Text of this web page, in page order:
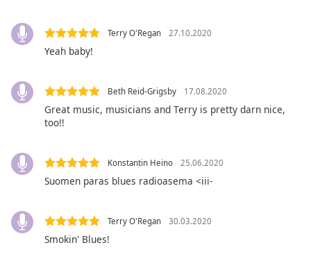
Area
Background
Opacity
Size
Style
Terry O'Regan 27.10.2020
Yeah baby!
Beth Reid-Grigsby 17.08.2020
Great music, musicians and Terry is pretty darn nice,
too!!
Konstantin Heino 25.06.2020
Suomen paras blues radioasema <iii-
Terry O'Regan 30.03.2020
Smokin' Blues!